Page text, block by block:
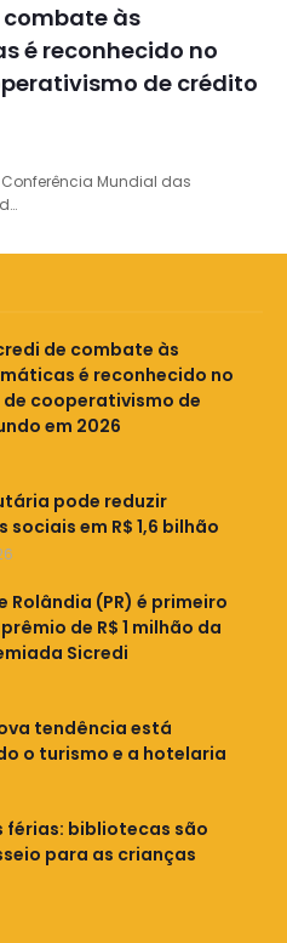
combate às
é reconhecido no
de crédito
Mundial das
de combate às
é reconhecido no
cooperativismo de
em 2026
pode reduzir
em R$ 1,6 bilhão
Rolândia (PR) é primeiro
de R$ 1 milhão da
Sicredi
tendência está
o turismo e a hotelaria
férias: bibliotecas são
para as crianças